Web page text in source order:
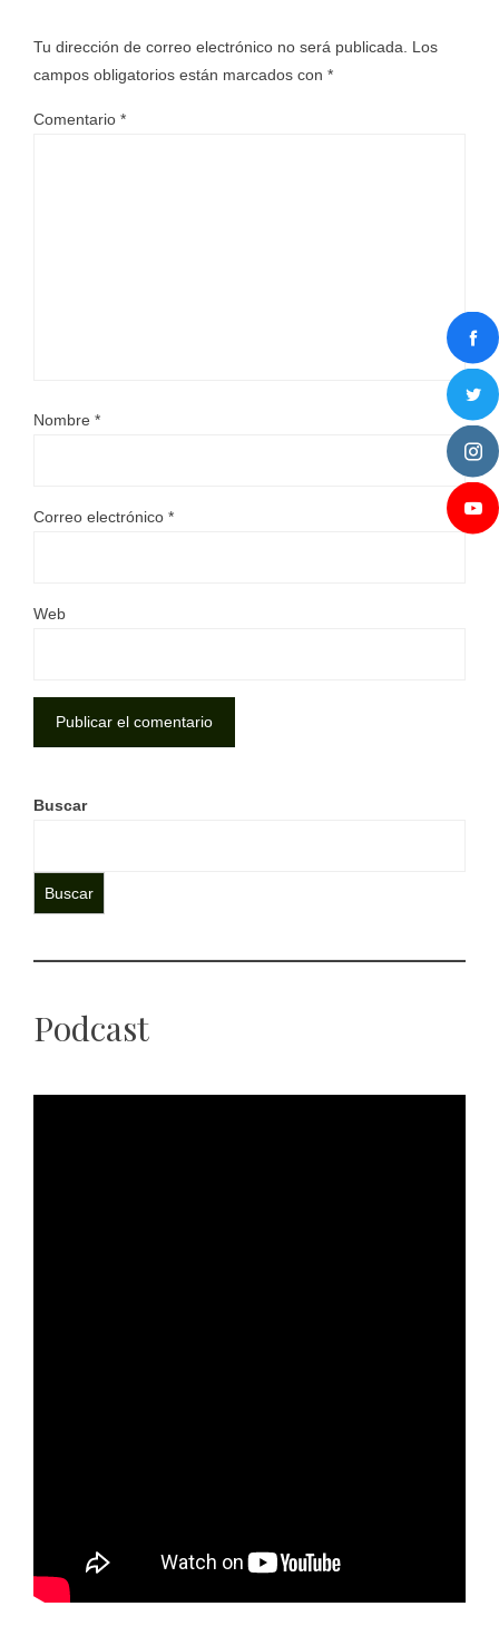
Tu dirección de correo electrónico no será publicada. Los
campos obligatorios están marcados con *
Comentario *
Nombre *
Correo electrónico *
Web
Buscar
Buscar
Podcast